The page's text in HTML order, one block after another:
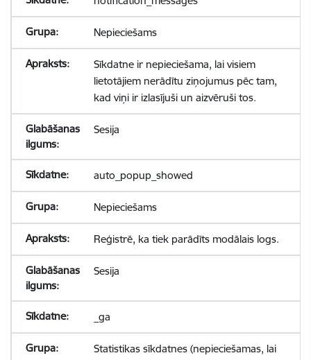
Nepieciešams
Sīkdatne ir nepieciešama, lai visiem
lietotājiem nerādītu ziņojumus pēc tam,
kad viņi ir izlasījuši un aizvēruši tos.
Sesija
auto_popup_showed
Nepieciešams
Reģistrē, ka tiek parādīts modālais logs.
Sesija
_ga
Statistikas sīkdatnes (nepieciešamas, lai